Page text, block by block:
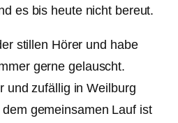
es bis heute nicht bereut.
stillen Hörer und habe
gerne gelauscht.
und zufällig in Weilburg
gemeinsamen Lauf ist